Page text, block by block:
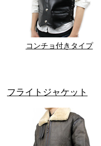
コンチョ付きタイプ
フライトジャケット